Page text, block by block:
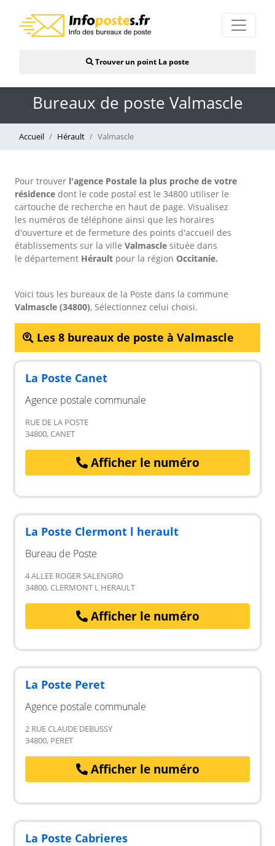
Trouver un point La poste
Bureaux de poste Valmascle
Accueil Hérault Valmascle
Pour trouver l'agence Postale la plus proche de votre
résidence dont le code postal est le 34800 utiliser le
cartouche de recherche en haut de page. Visualisez
les numéros de téléphone ainsi que les horaires
d'ouverture et de fermeture des points d'accueil des
établissements sur la ville Valmascle située dans
le département Hérault pour la région Occitanie.
Voici tous les bureaux de la Poste dans la commune
Valmascle (34800), Sélectionnez celui choisi.
Les 8 bureaux de poste à Valmascle
La Poste Canet
Agence postale communale
RUE DE LA POSTE
34800, CANET
Afficher le numéro
La Poste Clermont l herault
Bureau de Poste
4 ALLEE ROGER SALENGRO
34800, CLERMONT L HERAULT
Afficher le numéro
La Poste Peret
Agence postale communale
2 RUE CLAUDE DEBUSSY
34800, PERET
Afficher le numéro
La Poste Cabrieres